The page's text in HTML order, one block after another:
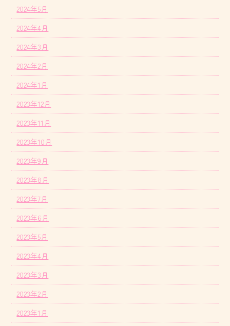
2024年5月
2024年4月
2024年3月
2024年2月
2024年1月
2023年12月
2023年11月
2023年10月
2023年9月
2023年8月
2023年7月
2023年6月
2023年5月
2023年4月
2023年3月
2023年2月
2023年1月